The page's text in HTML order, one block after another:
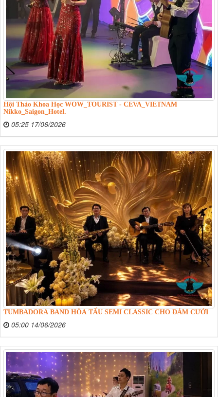
Hội Thảo Khoa Học WOW_TOURIST - CEVA_VIETNAM
Nikko_Saigon_Hotel.
05:25 17/06/2026
TUMBADORA BAND HÒA TẤU SEMI CLASSIC CHO ĐÁM CƯỚI
05:00 14/06/2026